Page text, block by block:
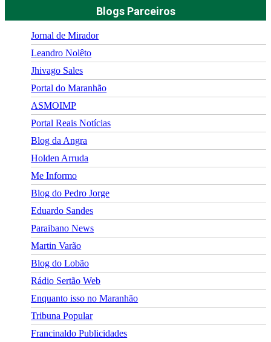
Blogs Parceiros
Jornal de Mirador
Leandro Nolêto
Jhivago Sales
Portal do Maranhão
ASMOIMP
Portal Reais Notí­cias
Blog da Angra
Holden Arruda
Me Informo
Blog do Pedro Jorge
Eduardo Sandes
Paraibano News
Martin Varão
Blog do Lobão
Rádio Sertão Web
Enquanto isso no Maranhão
Tribuna Popular
Francinaldo Publicidades